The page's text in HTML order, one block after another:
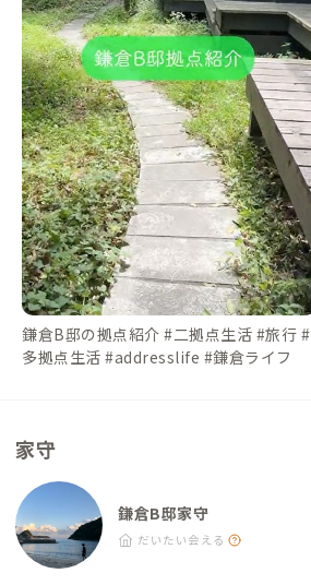
鎌倉B邸の拠点紹介 #二拠点生活 #旅行 #
多拠点生活 #addresslife #鎌倉ライフ
家守
鎌倉B邸家守
だいたい会える